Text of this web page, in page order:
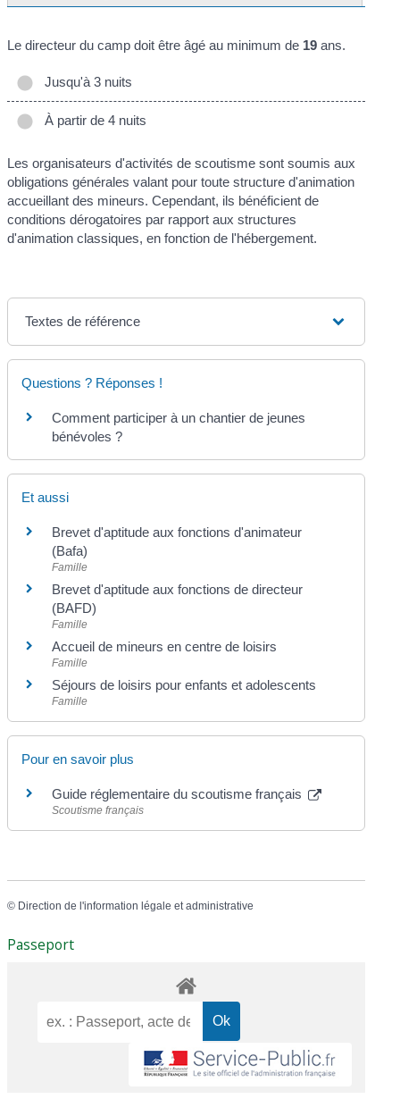
Le directeur du camp doit être âgé au minimum de 19 ans.
Jusqu'à 3 nuits
À partir de 4 nuits
Les organisateurs d'activités de scoutisme sont soumis aux
obligations générales valant pour toute structure d'animation
accueillant des mineurs. Cependant, ils bénéficient de
conditions dérogatoires par rapport aux structures
d'animation classiques, en fonction de l'hébergement.
Textes de référence
Questions ? Réponses !
Comment participer à un chantier de jeunes
bénévoles ?
Et aussi
Brevet d'aptitude aux fonctions d'animateur
(Bafa)
Famille
Brevet d'aptitude aux fonctions de directeur
(BAFD)
Famille
Accueil de mineurs en centre de loisirs
Famille
Séjours de loisirs pour enfants et adolescents
Famille
Pour en savoir plus
Guide réglementaire du scoutisme français
Scoutisme français
© Direction de l'information légale et administrative
Passeport